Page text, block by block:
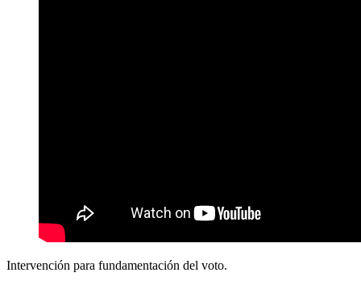
Intervención para fundamentación del voto.